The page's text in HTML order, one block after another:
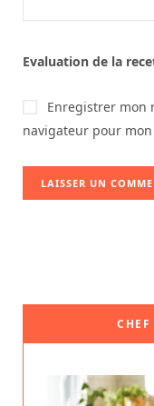
Evaluation de la
Enregistrer mon
navigateur pour